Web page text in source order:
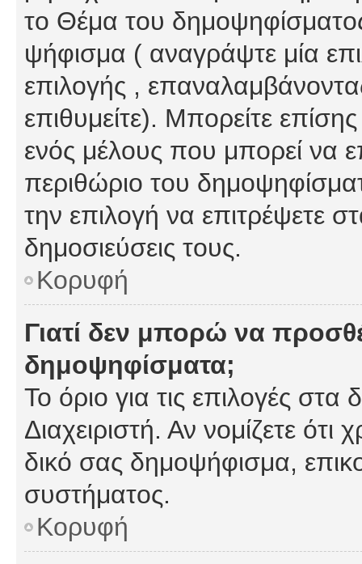
το Θέμα του
ψήφισμα ( αναγράψτε μία
επιλογής ,
επιθυμείτε). Μπορείτε
ενός μέλους που μπορεί να
περιθώριο του
την επιλογή να επιτρέψετε
δημοσιεύσεις τους.
Κορυφή
Γιατί δεν μπορώ να
δημοψηφίσματα;
Το όριο για τις επιλογές
Διαχειριστή. Αν νομίζετε ότι
δικό σας δημοψήφισμα,
συστήματος.
Κορυφή